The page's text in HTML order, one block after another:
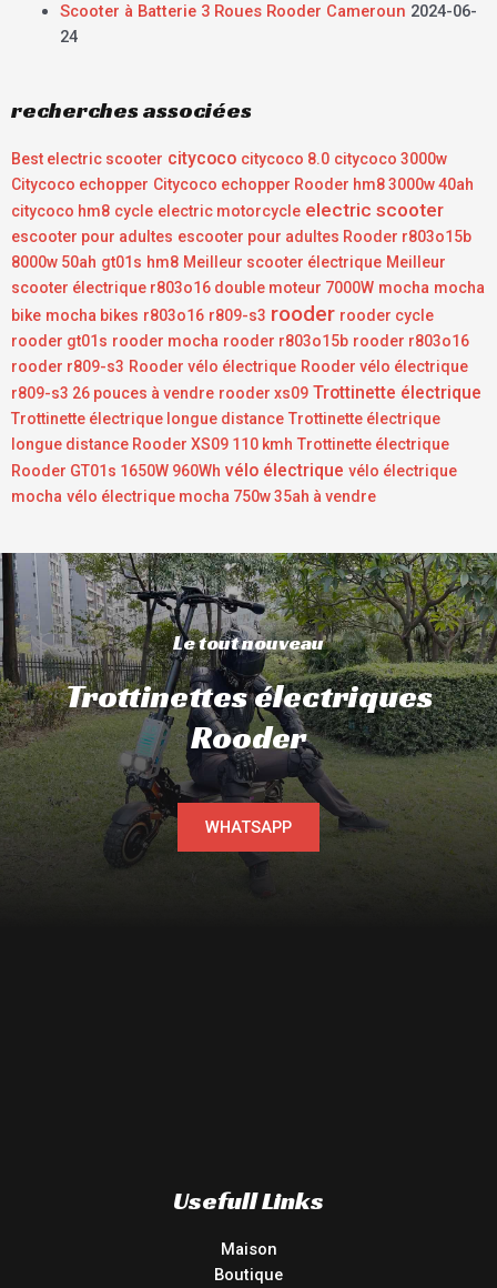
Scooter à Batterie 3 Roues Rooder Cameroun 2024-06-
24
recherches associées
Best electric scooter citycoco citycoco 8.0 citycoco 3000w
Citycoco echopper Citycoco echopper Rooder hm8 3000w 40ah
citycoco hm8 cycle electric motorcycle electric scooter
escooter pour adultes escooter pour adultes Rooder r803o15b
8000w 50ah gt01s hm8 Meilleur scooter électrique Meilleur
scooter électrique r803o16 double moteur 7000W mocha mocha
bike mocha bikes r803o16 r809-s3 rooder rooder cycle
rooder gt01s rooder mocha rooder r803o15b rooder r803o16
rooder r809-s3 Rooder vélo électrique Rooder vélo électrique
r809-s3 26 pouces à vendre rooder xs09 Trottinette électrique
Trottinette électrique longue distance Trottinette électrique
longue distance Rooder XS09 110 kmh Trottinette électrique
Rooder GT01s 1650W 960Wh vélo électrique vélo électrique
mocha vélo électrique mocha 750w 35ah à vendre
Le tout nouveau
Trottinettes électriques
Rooder
WHATSAPP
Usefull Links
Maison
Boutique